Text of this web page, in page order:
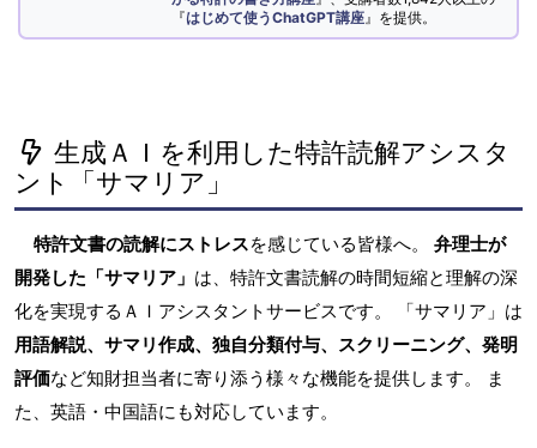
『はじめて使うChatGPT講座 』を提供。
生成ＡＩを利用した特許読解アシスタ
ント「サマリア」
特許文書の読解にストレスを感じている皆様へ。 弁理士が
開発した「サマリア」 は、特許文書読解の時間短縮と理解の深
化を実現するＡＩアシスタントサービスです。 「サマリア」は
用語解説、サマリ作成、独自分類付与、スクリーニング、発明
評価など知財担当者に寄り添う様々な機能を提供します。 ま
た、英語・中国語にも対応しています。